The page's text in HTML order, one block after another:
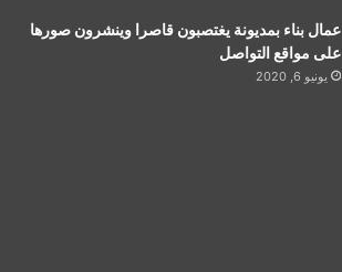
عمال بناء بمديونة يغتصبون قاصرا وينشرون صورها
على مواقع التواصل
يونيو 6, 2020